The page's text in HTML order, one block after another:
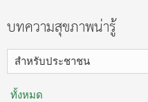
บทความสุขภาพน่ารู้
สำหรับประชาชน
ทั้งหมด